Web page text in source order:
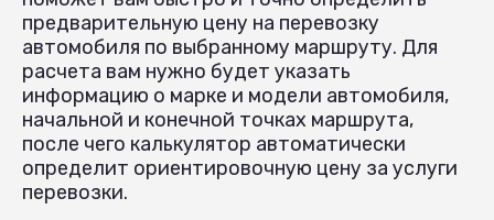
предварительную цену на перевозку
автомобиля по выбранному маршруту. Для
расчета вам нужно будет указать
информацию о марке и модели автомобиля,
начальной и конечной точках маршрута,
после чего калькулятор автоматически
определит ориентировочную цену за услуги
перевозки.